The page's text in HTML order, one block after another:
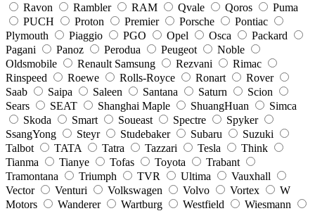
Ravon
Rambler RAM Qvale Qoros
Puma
PUCH
Proton Premier Porsche
Pontiac
Plymouth
Piaggio PGO Opel Osca
Packard
Pagani
Panoz Perodua Peugeot
Noble
Oldsmobile
Renault Samsung Rezvani
Rimac
Rinspeed
Roewe Rolls-Royce Ronart
Rover
Saab
Saipa Saleen Santana Saturn
Scion
Sears
SEAT Shanghai Maple ShuangHuan
Simca
Skoda
Smart Soueast Spectre
Spyker
SsangYong
Steyr Studebaker Subaru
Suzuki
Talbot
TATA Tatra Tazzari Tesla
Think
Tianma
Tianye Tofas Toyota
Trabant
Tramontana
Triumph TVR Ultima
Vauxhall
Vector
Venturi Volkswagen Volvo Vortex
W
Motors
Wanderer Wartburg Westfield
Wiesmann